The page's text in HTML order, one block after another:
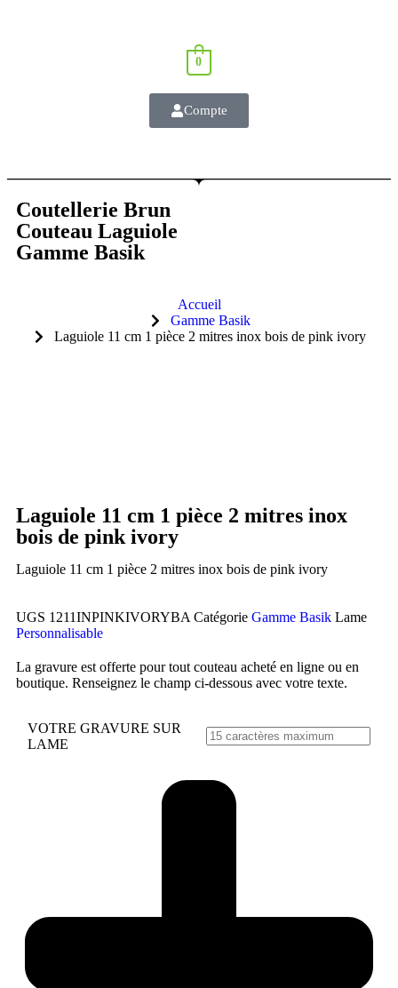
0
Compte
Coutellerie Brun
Couteau Laguiole
Gamme Basik
Accueil
Gamme Basik
Laguiole 11 cm 1 pièce 2 mitres inox bois de pink ivory
Laguiole 11 cm 1 pièce 2 mitres inox
bois de pink ivory
Laguiole 11 cm 1 pièce 2 mitres inox bois de pink ivory
UGS 1211INPINKIVORYBA Catégorie Gamme Basik Lame
Personnalisable
La gravure est offerte pour tout couteau acheté en ligne ou en
boutique. Renseignez le champ ci-dessous avec votre texte.
VOTRE GRAVURE SUR
LAME